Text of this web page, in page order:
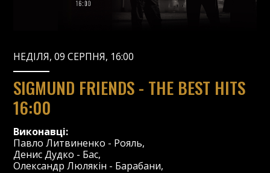
НЕДІЛЯ, 09 СЕРПНЯ, 16:00
SIGMUND FRIENDS - THE BEST HITS
16:00
Виконавці:
Павло Литвиненко - Рояль,
Денис Дудко - Бас,
Олександр Люлякін - Барабани,